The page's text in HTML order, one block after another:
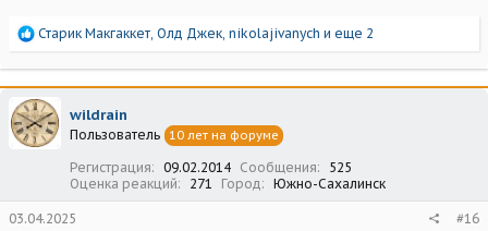
Р
а
к
ц
и
и
Старик Макгаккет, Олд Джек, nikolajivanych и еще 2
wildrain
Пользователь 10 лет на форуме
Регистрация 09.02.2014 Сообщения
525
Оценка реакций
271 Город Южно-Сахалинск
03.04.2025 #16